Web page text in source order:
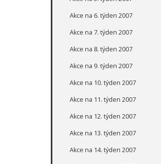
Akce na 6. týden 2007
Akce na 7. týden 2007
Akce na 8. týden 2007
Akce na 9. týden 2007
Akce na 10. týden 2007
Akce na 11. týden 2007
Akce na 12. týden 2007
Akce na 13. týden 2007
Akce na 14. týden 2007